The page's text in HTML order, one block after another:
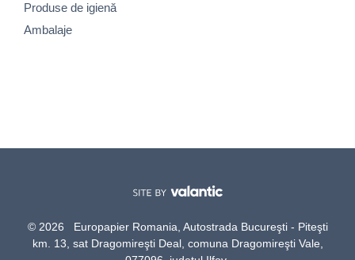
Produse de igienă
Ambalaje
© 2026 Europapier Romania, Autostrada Bucureşti - Piteşti
km. 13, sat Dragomireşti Deal, comuna Dragomireşti Vale,